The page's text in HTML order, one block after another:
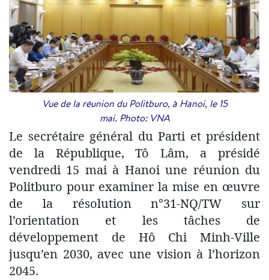
Vue de la réunion du Politburo, à Hanoi, le 15
mai. Photo: VNA
Le secrétaire général du Parti et président
de la République, Tô Lâm, a présidé
vendredi 15 mai à Hanoi une réunion du
Politburo pour examiner la mise en œuvre
de la résolution n°31-NQ/TW sur
l’orientation et les tâches de
développement de Hô Chi Minh-Ville
jusqu’en 2030, avec une vision à l’horizon
2045.